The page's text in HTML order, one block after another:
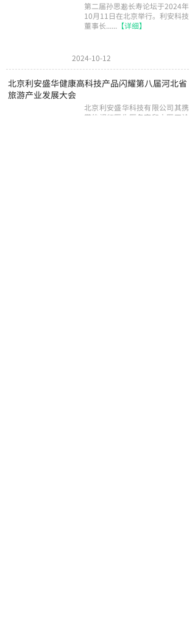
第二届孙思邈长寿论坛于2024年
10月11日在北京举行。利安科技
董事长...... 【详细】
2024-10-12
北京利安盛华健康高科技产品闪耀第八届河北省
旅游产业发展大会
北京利安盛华科技有限公司其携
带的视频医生医务室和中医四诊